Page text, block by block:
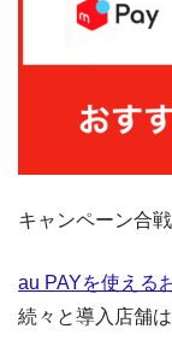
キャンペーン合
au PAYを使える
続々と導入店舗